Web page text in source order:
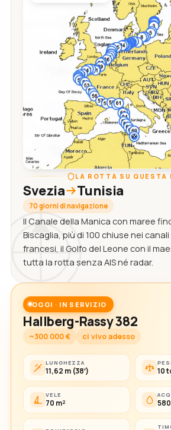
LA ROTTA SU QUESTA
Svezia Tunisia
70 giorni di navigazione
Il Canale della Manica con maree
Biscaglia, più di 100 chiuse nei
francesi, il Golfo del Leone con il
tutta la rotta senza AIS né radar.
OGGI · IN SERVIZIO
Hallberg-Rassy 382
~300 000 € ci vivo adesso
LUNGHEZZA
11,62 m (38′) 10
VELE
70 m²